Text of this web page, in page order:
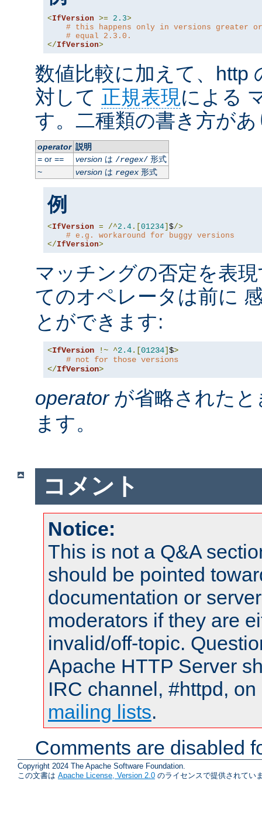
<IfVersion >= 2.3>
# this happens only in versions greater or
# equal 2.3.0.
</IfVersion>
数値比較に加えて、http
対して 正規表現による
す。二種類の書き方が
operator 説明
=or == versionは /regex/形式
~
versionは regex形式
例
<IfVersion = /^2.4 .[ 01234 $/>
# e.g. workaround for buggy versions
</IfVersion>
マッチングの否定を表
てのオペレータは前に
とができます:
<IfVersion !~ ^2.4.[01234]$>
# not for those versions
</IfVersion>
operatorが省略された
ます。
コメント
Notice:
This is not a Q&A
should be pointed
documentation or
moderators if they are
invalid/off-topic.
Apache HTTP Server
IRC channel, #httpd,
mailing lists.
Comments are disabled
Copyright 2024 The Apache Software Foundation.
この文書は Apache License, Version 2.0 のライセンスで提供されてい